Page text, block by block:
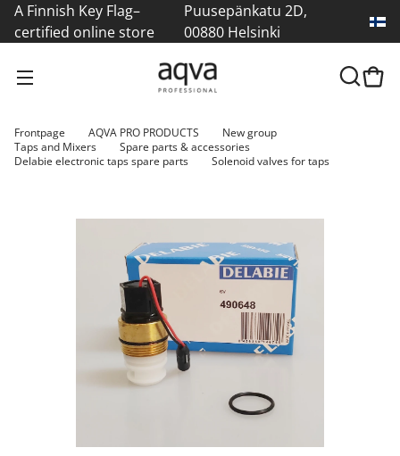
A Finnish Key Flag–
certified online store
Puusepänkatu 2D,
00880 Helsinki
Frontpage AQVA PRO PRODUCTS
New group
Taps and Mixers
Spare parts & accessories
Delabie electronic taps spare parts
Solenoid valves for taps